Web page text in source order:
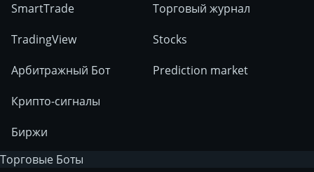
SmartTrade
TradingView
Арбитражный Бот
Крипто-сигналы
Биржи
Торговый журнал
Stocks
Prediction market
Торговые Боты